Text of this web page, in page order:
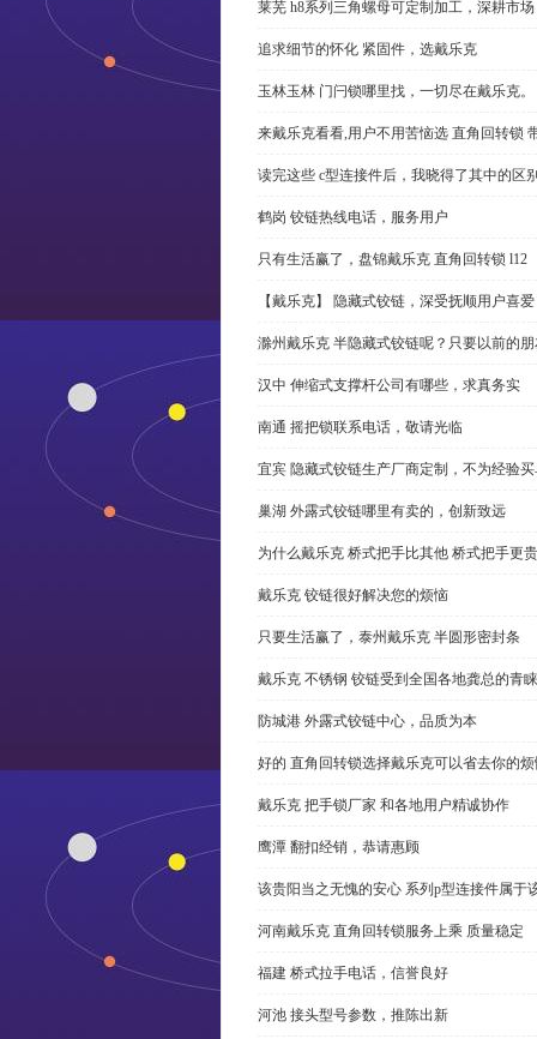
莱芜 h8系列三角螺母可定制加工，深耕市场
追求细节的怀化 紧固件，选戴乐克
玉林玉林 门闩锁哪里找，一切尽在戴乐克。
来戴乐克看看,用户不用苦恼选 直角回转锁
读完这些 c型连接件后，我晓得了其中的区
鹤岗 铰链热线电话，服务用户
只有生活赢了，盘锦戴乐克 直角回转锁 l12
【戴乐克】 隐藏式铰链，深受抚顺用户喜
滁州戴乐克 半隐藏式铰链呢？只要以前的
汉中 伸缩式支撑杆公司有哪些，求真务实
南通 摇把锁联系电话，敬请光临
宜宾 隐藏式铰链生产厂商定制，不为经验
巢湖 外露式铰链哪里有卖的，创新致远
为什么戴乐克 桥式把手比其他 桥式把手更
戴乐克 铰链很好解决您的烦恼
只要生活赢了，泰州戴乐克 半圆形密封条
戴乐克 不锈钢 铰链受到全国各地龚总的青睐
防城港 外露式铰链中心，品质为本
好的 直角回转锁选择戴乐克可以省去你的
戴乐克 把手锁厂家 和各地用户精诚协作
鹰潭 翻扣经销，恭请惠顾
该贵阳当之无愧的安心 系列p型连接件属于
河南戴乐克 直角回转锁服务上乘 质量稳定
福建 桥式拉手电话，信誉良好
河池 接头型号参数，推陈出新